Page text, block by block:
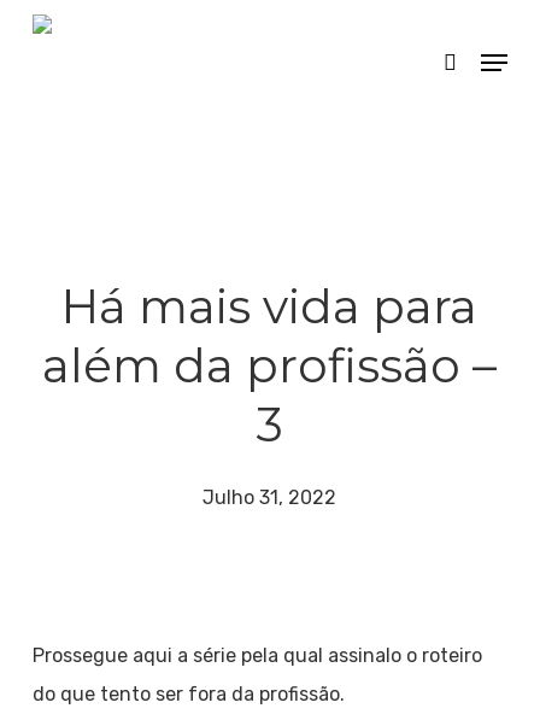
Skip
search
Menu
Há mais vida para
além da profissão –
3
Julho 31, 2022
Prossegue aqui a série pela qual assinalo o roteiro
do que tento ser fora da profissão.